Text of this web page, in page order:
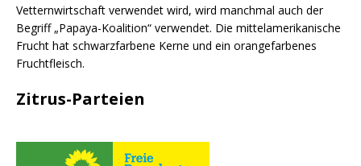
Vetternwirtschaft verwendet wird, wird manchmal auch der
Begriff „Papaya-Koalition“ verwendet. Die mittelamerikanische
Frucht hat schwarzfarbene Kerne und ein orangefarbenes
Fruchtfleisch.
Zitrus-Parteien